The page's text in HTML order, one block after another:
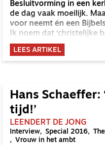
Besluitvorming in een
de dag vaak moeilijk.
voor neemt én een
Ik noem dat ‘christelijke
LEES ARTIKEL
Hans Schaeffer:
tijd!’
LEENDERT DE JONG
Interview Special 2016
Vrouw in het ambt